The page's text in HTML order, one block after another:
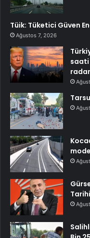
Tüik: Tüketici Güven
Ağustos 7, 2026
saati